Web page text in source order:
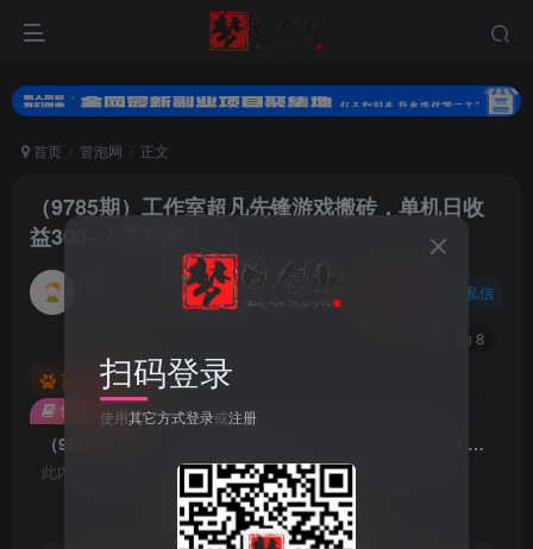
首页 冒泡网 正文
（9785期）工作室超凡先锋游戏搬砖，单机日收
益300+！零风控！
私信
8
百度已收录
（9785期）工作室超凡先锋游戏搬砖，单机日收益300+！零风控！
此内容为付费阅读，请付费后查看
会员专属资源
付费阅读
扫码登录
使用其它方式登录或注册